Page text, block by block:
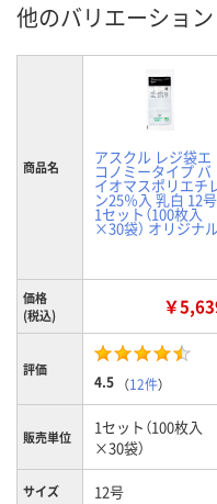
他のバリエーション
商品名 アスクル レジ袋エ
コノミータイプ バ
イオマスポリエチ
ン25％入 乳白 12号
1セット（100枚入
×30袋） オリジナル
価格
(税込)
￥
評価
4.5 （12件）
販売単位
1セット（100枚入
×30袋）
サイズ 12号